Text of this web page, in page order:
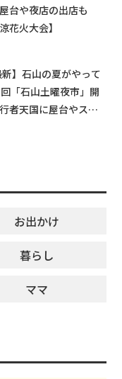
台や夜店の出店も
花火大会】
新】石山の夏がやって
「石山土曜夜市」開
者天国に屋台やステ
お出かけ
暮らし
ママ